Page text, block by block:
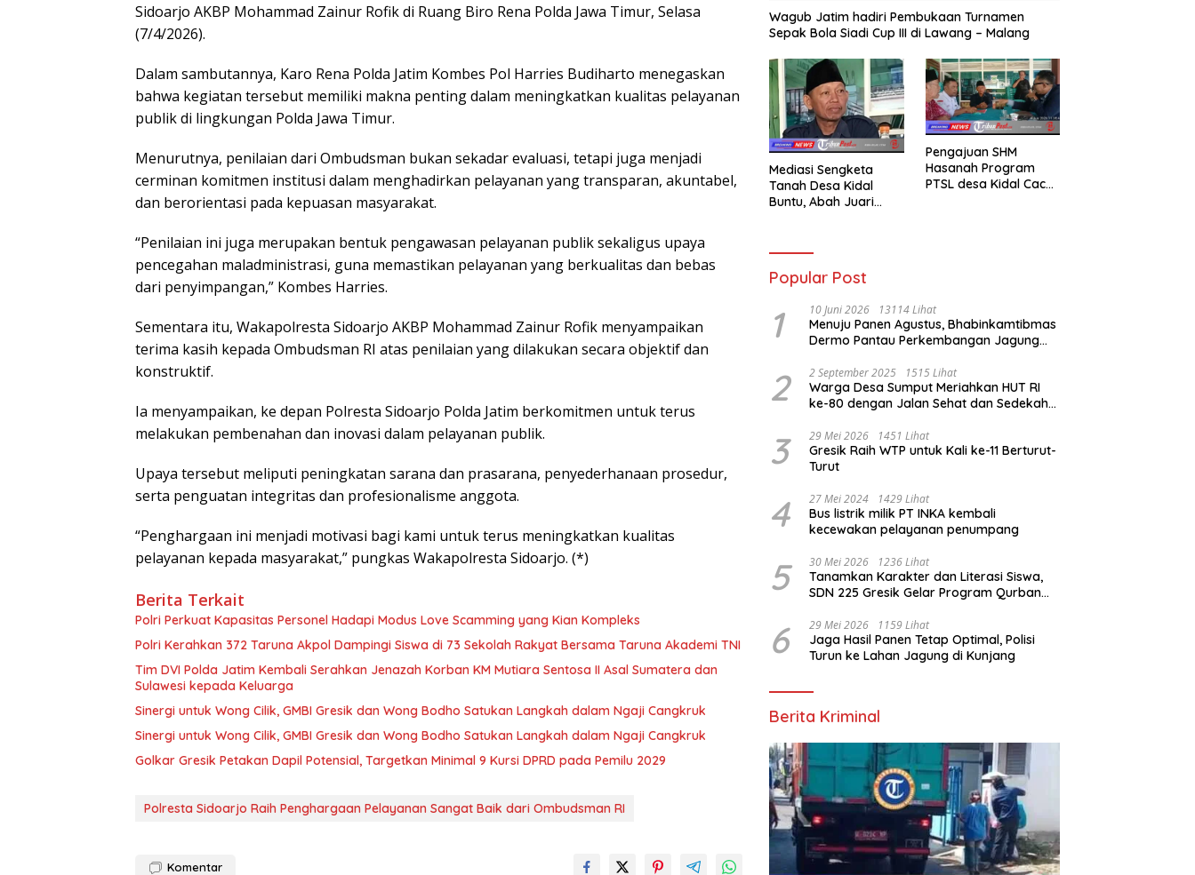
Sidoarjo AKBP Mohammad Zainur Rofik di Ruang Biro Rena Polda Jawa Timur, Selasa
(7/4/2026).
Dalam sambutannya, Karo Rena Polda Jatim Kombes Pol Harries Budiharto menegaskan
bahwa kegiatan tersebut memiliki makna penting dalam meningkatkan kualitas pelayanan
publik di lingkungan Polda Jawa Timur.
Menurutnya, penilaian dari Ombudsman bukan sekadar evaluasi, tetapi juga menjadi
cerminan komitmen institusi dalam menghadirkan pelayanan yang transparan, akuntabel,
dan berorientasi pada kepuasan masyarakat.
“Penilaian ini juga merupakan bentuk pengawasan pelayanan publik sekaligus upaya
pencegahan maladministrasi, guna memastikan pelayanan yang berkualitas dan bebas
dari penyimpangan,” Kombes Harries.
Sementara itu, Wakapolresta Sidoarjo AKBP Mohammad Zainur Rofik menyampaikan
terima kasih kepada Ombudsman RI atas penilaian yang dilakukan secara objektif dan
konstruktif.
Ia menyampaikan, ke depan Polresta Sidoarjo Polda Jatim berkomitmen untuk terus
melakukan pembenahan dan inovasi dalam pelayanan publik.
Upaya tersebut meliputi peningkatan sarana dan prasarana, penyederhanaan prosedur,
serta penguatan integritas dan profesionalisme anggota.
“Penghargaan ini menjadi motivasi bagi kami untuk terus meningkatkan kualitas
pelayanan kepada masyarakat,” pungkas Wakapolresta Sidoarjo. (*)
Berita Terkait
Polri Perkuat Kapasitas Personel Hadapi Modus Love Scamming yang Kian Kompleks
Polri Kerahkan 372 Taruna Akpol Dampingi Siswa di 73 Sekolah Rakyat Bersama Taruna Akademi TNI
Tim DVI Polda Jatim Kembali Serahkan Jenazah Korban KM Mutiara Sentosa II Asal Sumatera dan
Sulawesi kepada Keluarga
Sinergi untuk Wong Cilik, GMBI Gresik dan Wong Bodho Satukan Langkah dalam Ngaji Cangkruk
Sinergi untuk Wong Cilik, GMBI Gresik dan Wong Bodho Satukan Langkah dalam Ngaji Cangkruk
Golkar Gresik Petakan Dapil Potensial, Targetkan Minimal 9 Kursi DPRD pada Pemilu 2029
Polresta Sidoarjo Raih Penghargaan Pelayanan Sangat Baik dari Ombudsman RI
Komentar
Wagub Jatim hadiri Pembukaan Turnamen
Sepak Bola Siadi Cup III di Lawang – Malang
Mediasi Sengketa
Tanah Desa Kidal
Buntu, Abah Juari
Jadikan Kesalahan
Membatalkan Hak
Pengajuan SHM
Hasanah Program
PTSL desa Kidal Cacat
Popular Post
1 10 Juni 2026 13114 Lihat
Menuju Panen Agustus, Bhabinkamtibmas
Dermo Pantau Perkembangan Jagung
2 2 September 2025 1515 Lihat
Warga Desa Sumput Meriahkan HUT RI
ke-80 dengan Jalan Sehat dan Sedekah
3 29 Mei 2026 1451 Lihat
Gresik Raih WTP untuk Kali ke-11 Berturut-
Turut
4 27 Mei 2024 1429 Lihat
Bus listrik milik PT INKA kembali
kecewakan pelayanan penumpang
5 30 Mei 2026 1236 Lihat
Tanamkan Karakter dan Literasi Siswa,
SDN 225 Gresik Gelar Program Qurban
6 29 Mei 2026 1159 Lihat
Jaga Hasil Panen Tetap Optimal, Polisi
Turun ke Lahan Jagung di Kunjang
Berita Kriminal